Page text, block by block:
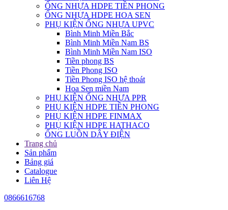
ỐNG NHỰA HDPE TIỀN PHONG
ỐNG NHỰA HDPE HOA SEN
PHỤ KIỆN ỐNG NHỰA UPVC
Bình Minh Miền Bắc
Bình Minh Miền Nam BS
Bình Minh Miền Nam ISO
Tiền phong BS
Tiền Phong ISO
Tiền Phong ISO hệ thoát
Hoa Sen miền Nam
PHỤ KIỆN ỐNG NHỰA PPR
PHỤ KIỆN HDPE TIỀN PHONG
PHỤ KIỆN HDPE FINMAX
PHỤ KIỆN HDPE HATHACO
ỐNG LUỒN DÂY ĐIỆN
Trang chủ
Sản phẩm
Bảng giá
Catalogue
Liên Hệ
0866616768